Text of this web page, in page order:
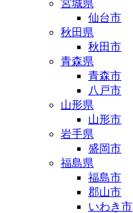
宮城県
仙台市
秋田県
秋田市
青森県
青森市
八戸市
山形県
山形市
岩手県
盛岡市
福島県
福島市
郡山市
いわき市